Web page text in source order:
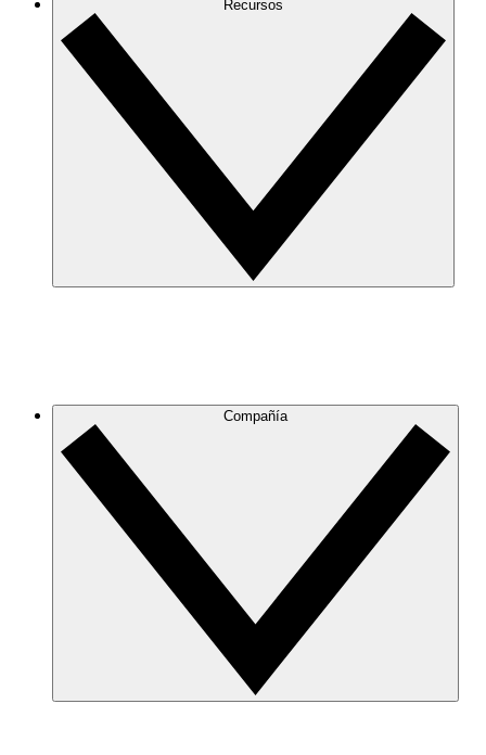
Recursos
Compañía